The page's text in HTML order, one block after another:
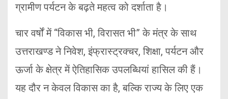
ग्रामीण पर्यटन के बढ़ते महत्व को दर्शाता है।
चार वर्षों में “विकास भी, विरासत भी” के मंत्र के साथ
उत्तराखण्ड ने निवेश, इंफ्रास्ट्रक्चर, शिक्षा, पर्यटन और
ऊर्जा के क्षेत्र में ऐतिहासिक उपलब्धियां हासिल की हैं।
यह दौर न केवल विकास का है, बल्कि राज्य के लिए एक